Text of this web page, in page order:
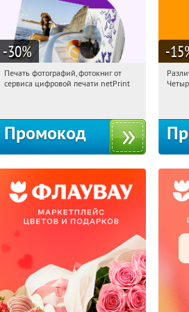
-30%
10:21:43 Получили:
Печать фотографий, фотокниг от
сервиса цифровой печати netPrint
Промокод
-15